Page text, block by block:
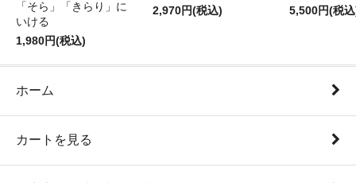
「そら」「きらり」に
いける
1,980円(税込)
2,970円(税込)
5,500円(税
ホーム
カートを見る